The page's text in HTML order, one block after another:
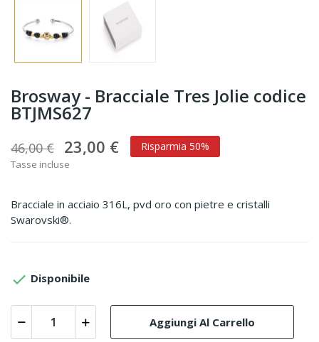
Brosway - Bracciale Tres Jolie codice
BTJMS627
46,00 € 23,00 € Risparmia 50%
Tasse incluse
Bracciale in acciaio 316L, pvd oro con pietre e cristalli
Swarovski®.
 Disponibile
Aggiungi Al Carrello